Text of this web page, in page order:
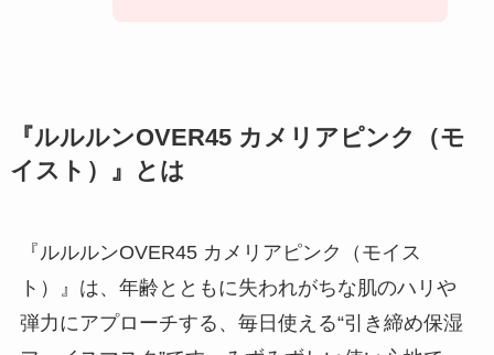
『ルルルンOVER45 カメリアピンク（モ
イスト）』とは
『ルルルンOVER45 カメリアピンク（モイス
ト）』は、年齢とともに失われがちな肌のハリや
弾力にアプローチする、毎日使える“引き締め保湿